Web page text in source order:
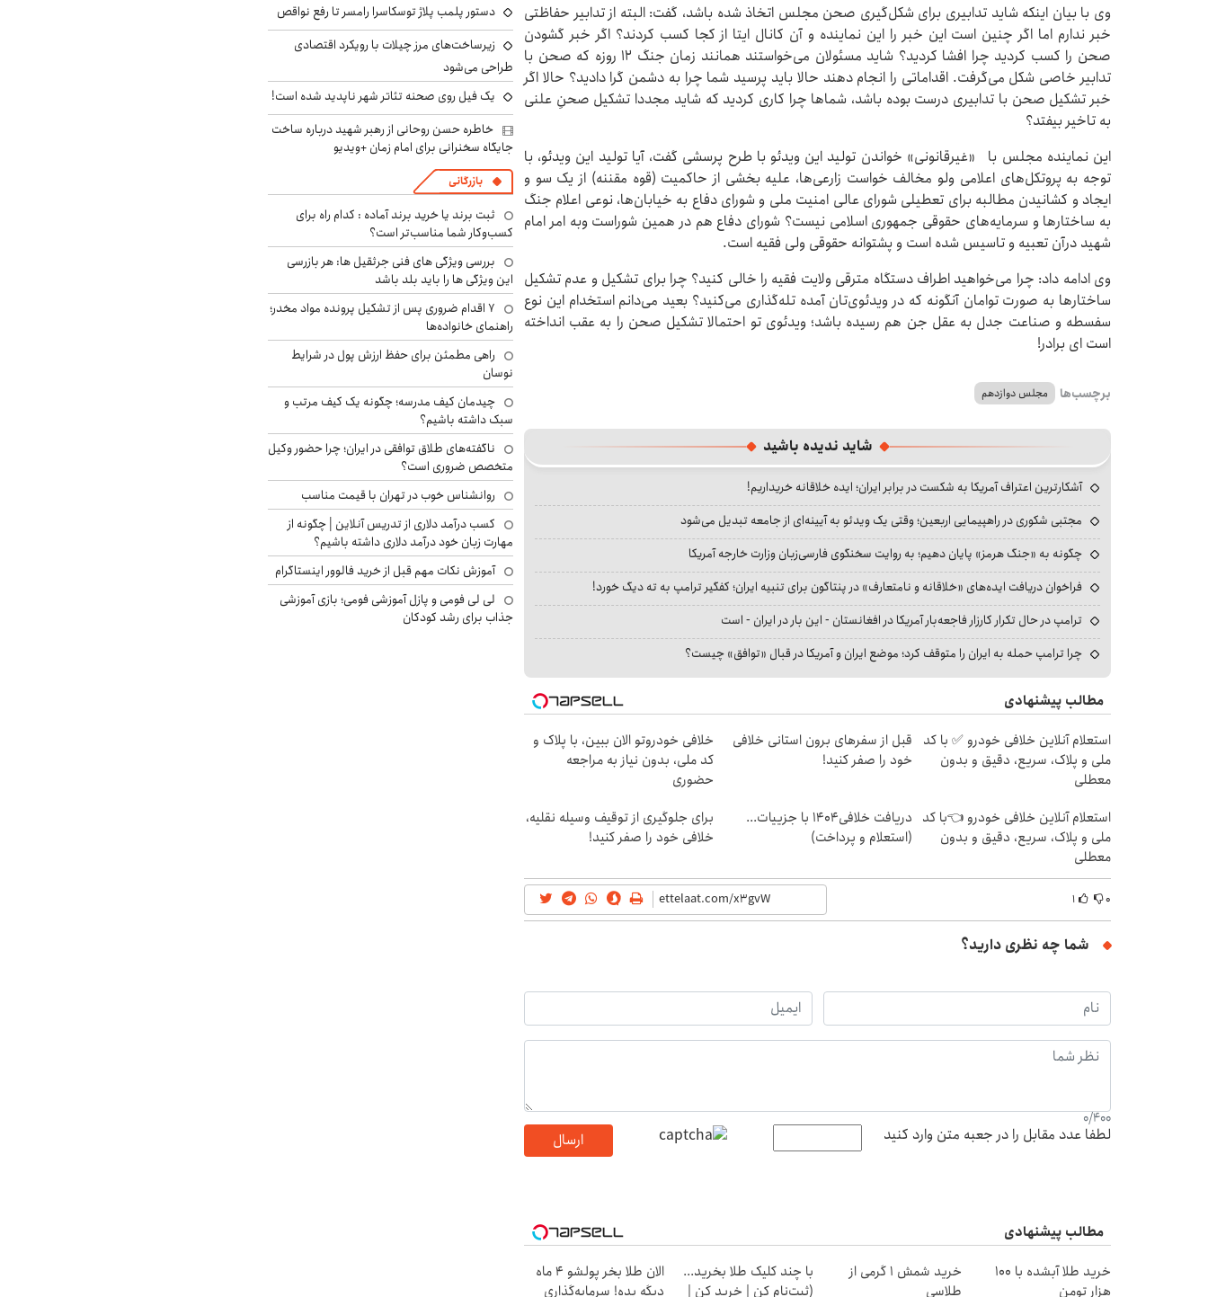
وی با بیان اینکه شاید تدابیری برای شکل‌گیری صحن مجلس اتخاذ شده باشد، گفت: البته از تدابیر حفاظتی
خبر ندارم اما اگر چنین است این خبر را این نماینده و آن کانال ایتا از کجا کسب کردند؟ اگر خبر گشودن
صحن را کسب کردید چرا افشا کردید؟ شاید مسئولان می‌خواستند همانند زمان جنگ ۱۲ روزه که صحن با
تدابیر خاصی شکل می‌گرفت. اقداماتی را انجام دهند حالا باید پرسید شما چرا به دشمن گرا دادید؟ حالا اگر
خبر تشکیل صحن با تدابیری درست بوده باشد، شماها چرا کاری کردید که شاید مجددا تشکیل صحنِ علنی
به تاخیر بیفتد؟
این نماینده مجلس با «غیرقانونی» خواندن تولید این ویدئو با طرح پرسشی گفت، آیا تولید این ویدئو، با
توجه به پروتکل‌های اعلامی ولو مخالف خواست زارعی‌ها، علیه بخشی از حاکمیت (قوه مقننه) از یک سو و
ایجاد و کشانیدن مطالبه برای تعطیلی شورای عالی امنیت ملی و شورای دفاع به خیابان‌ها، نوعی اعلام جنگ
به ساختارها و سرمایه‌های حقوقی جمهوری اسلامی نیست؟ شورای دفاع هم در همین شوراست وبه امر امام
شهید درآن تعبیه و تاسیس شده است و پشتوانه حقوقی ولی فقیه است.
وی ادامه داد: چرا می‌خواهید اطراف دستگاه مترقی ولایت فقیه را خالی کنید؟ چرا برای تشکیل و عدم تشکیل
ساختارها به صورت توامان آنگونه که در ویدئوی‌تان آمده تله‌گذاری می‌کنید؟ بعید می‌دانم استخدام این نوع
سفسطه و صناعت جدل به عقل جن هم رسیده باشد؛ ویدئوی تو احتمالا تشکیل صحن را به عقب انداخته
است ای برادر!
برچسب‌ها مجلس دوازدهم
شاید ندیده باشید
آشکارترین اعتراف آمریکا به شکست در برابر ایران؛ ایده خلاقانه خریداریم!
مجتبی شکوری در راهپیمایی اربعین؛ وقتی یک ویدئو به آیینه‌ای از جامعه تبدیل می‌شود
چگونه به «جنگ هرمز» پایان دهیم؛ به روایت سخنگوی فارسی‌زبان وزارت خارجه آمریکا
فراخوان دریافت ایده‌های «خلاقانه و نامتعارف» در پنتاگون برای تنبیه ایران؛ کفگیر ترامپ به ته دیگ خورد!
ترامپ در حال تکرار کارزار فاجعه‌بار آمریکا در افغانستان - این بار در ایران - است
چرا ترامپ حمله به ایران را متوقف کرد؛ موضع ایران و آمریکا در قبال «توافق» چیست؟
مطالب پیشنهادی
استعلام آنلاین خلافی خودرو ✅ با کد
ملی و پلاک، سریع، دقیق و بدون
معطلی
قبل از سفرهای برون استانی خلافی
خود را صفر کنید!
خلافی خودروتو الان ببین، با پلاک و
کد ملی، بدون نیاز به مراجعه
حضوری
استعلام آنلاین خلافی خودرو 👈با کد
ملی و پلاک، سریع، دقیق و بدون
معطلی
دریافت خلافی۱۴۰۴ با جزییات...
(استعلام و پرداخت)
برای جلوگیری از توقیف وسیله نقلیه،
خلافی خود را صفر کنید!
۰ ۱
شما چه نظری دارید؟
0/400
لطفا عدد مقابل را در جعبه متن وارد کنید ارسال
مطالب پیشنهادی
خرید طلا آبشده با 100
هزار تومن
خرید شمش 1 گرمی از
طلاسی
با چند کلیک طلا بخرید...
(ثبت‌نام کن | خرید کن |
الان طلا بخر پولشو 4 ماه
دیگه بده! سرمایه‌گذاری
دستور پلمب پلاژ توسکاسرا رامسر تا رفع نواقص
زیرساخت‌های مرز چیلات با رویکرد اقتصادی
طراحی می‌شود
یک فیل روی صحنه تئاتر شهر ناپدید شده است!
خاطره حسن روحانی از رهبر شهید درباره ساخت
جایگاه سخنرانی برای امام زمان +ویدیو
بازرگانی
ثبت برند یا خرید برند آماده : کدام راه برای
کسب‌وکار شما مناسب‌تر است؟
بررسی ویژگی های فنی جرثقیل ها: هر بازرسی
این ویژگی ها را باید بلد باشد
۷ اقدام ضروری پس از تشکیل پرونده مواد مخدر؛
راهنمای خانواده‌ها
راهی مطمئن برای حفظ ارزش پول در شرایط
نوسان
چیدمان کیف مدرسه؛ چگونه یک کیف مرتب و
سبک داشته باشیم؟
ناگفته‌های طلاق توافقی در ایران؛ چرا حضور وکیل
متخصص ضروری است؟
روانشناس خوب در تهران با قیمت مناسب
کسب درآمد دلاری از تدریس آنلاین | چگونه از
مهارت زبان خود درآمد دلاری داشته باشیم؟
آموزش نکات مهم قبل از خرید فالوور اینستاگرام
لی لی فومی و پازل آموزشی فومی؛ بازی آموزشی
جذاب برای رشد کودکان